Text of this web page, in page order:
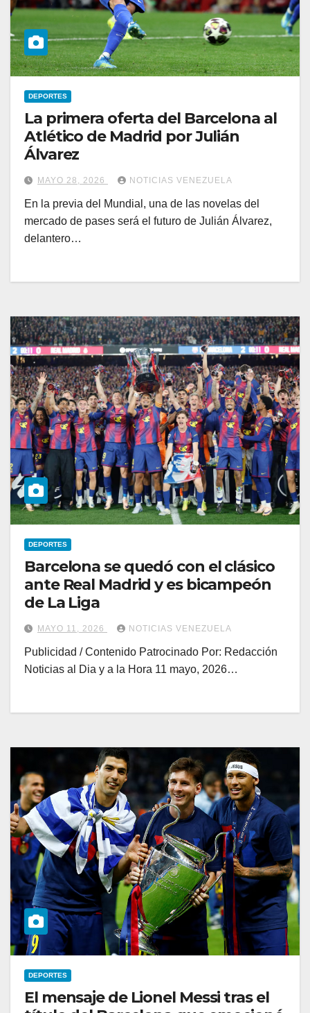
DEPORTES
La primera oferta del Barcelona al
Atlético de Madrid por Julián
Álvarez
MAYO 28, 2026 NOTICIAS VENEZUELA
En la previa del Mundial, una de las novelas del
mercado de pases será el futuro de Julián Álvarez,
delantero…
DEPORTES
Barcelona se quedó con el clásico
ante Real Madrid y es bicampeón
de La Liga
MAYO 11, 2026 NOTICIAS VENEZUELA
Publicidad / Contenido Patrocinado Por: Redacción
Noticias al Dia y a la Hora 11 mayo, 2026…
DEPORTES
El mensaje de Lionel Messi tras el